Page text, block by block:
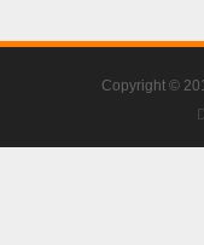
Copyright ©